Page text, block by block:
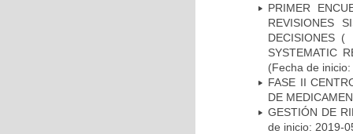
PRIMER
REVISIONES
DECISIONES (
SYSTEMATIC
(Fecha de
FASE II
DE
GESTIÓN DE
de inicio: 2019-